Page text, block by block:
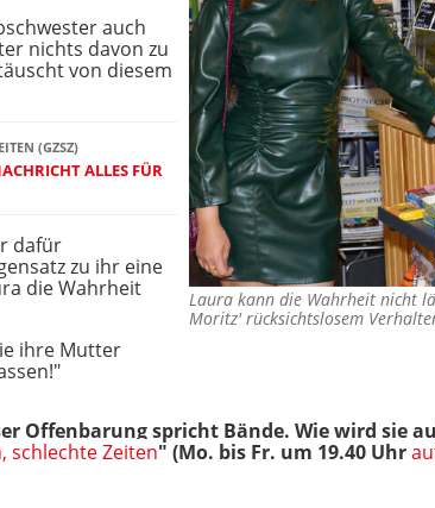
Laura kann die Wahrheit nicht
Moritz' rücksichtslosem
auch
nichts davon zu
von diesem
(GZSZ)
ALLES FÜR
dafür
zu ihr eine
die Wahrheit
ihre Mutter
Offenbarung spricht Bände. Wie wird sie
schlechte Zeiten" (Mo. bis Fr. um 19.40 Uhr